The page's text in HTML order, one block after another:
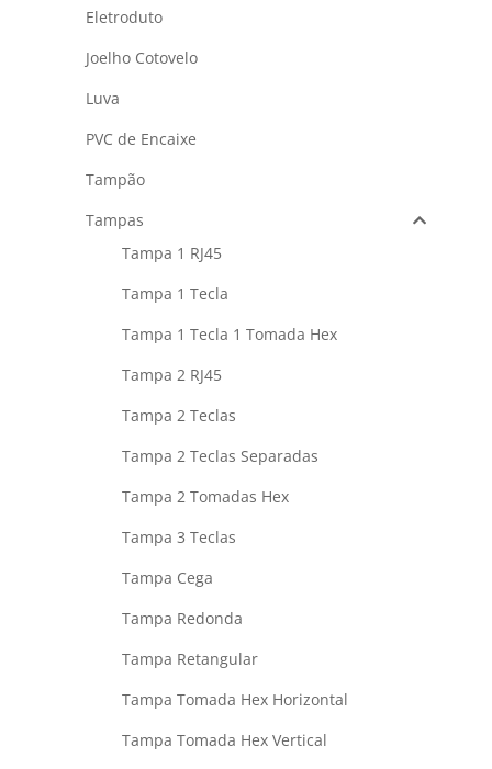
Eletroduto
Joelho Cotovelo
Luva
PVC de Encaixe
Tampão
Tampas
Tampa 1 RJ45
Tampa 1 Tecla
Tampa 1 Tecla 1 Tomada Hex
Tampa 2 RJ45
Tampa 2 Teclas
Tampa 2 Teclas Separadas
Tampa 2 Tomadas Hex
Tampa 3 Teclas
Tampa Cega
Tampa Redonda
Tampa Retangular
Tampa Tomada Hex Horizontal
Tampa Tomada Hex Vertical